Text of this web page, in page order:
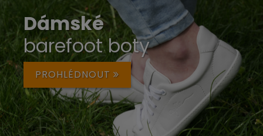
Dámské
barefoot boty
PROHLÉDNOUT